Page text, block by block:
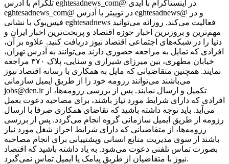
تلگرام با آدرس eghtesadnews_com@ در اینستاگرام با آیدی
eghtesadnews_com@ در توییتر با آدرس eghtesadnews@ و در
فیس‌بوک با نشانی eghtesadnews فعالیت می‌کند. روزانه می‌توانید
مهم‌ترین و بروزترین اخبار حوزه اقتصاد و پربحث‌ترین اخبار ایران و
دنیا را در شبکه‌های اجتماعی اقتصاد نیوز دریافت کنید. علاوه بر آن،
افرادی که تمایل به مراجعه حضوری دارند می‌توانند به آدرس تهران،
خیابان مطهری، بین میرزای شیرازی و سنایی، پلاک ۳۷۰ مراجعه
نمایند. همچنین متقاضیانی که مایل به همکاری با رسانه‌ اقتصاد نیوز
می‌باشند می‌توانند رزومه خود را از طریق ایمیل سازمانی
jobs@den.ir تکمیل و ارسال نمایند. پس از بررسی رزومه‌ها، از
افرادی که دارای شرایط مورد نیاز باشند، برای مصاحبه دعوت بعمل
می‌آید. باید توجه داشته باشید که تقاضای همکاری صرفا با ارسال
رزومه از طریق ایمیل سازمانی گروه انجام می‌گردد. پس از بررسی
رزومه‌ها، از متقاضیانی که دارای شرایط احراز شغل مورد نیاز
باشند از سوی مدیریت منابع انسانی وپشتیبانی برای انجام مصاحبه
بصورت تماس تلفنی دعوت می‌شود. به یاد داشته باشید که اقتصاد
نیوز با متقاضیان از طریق پیامک یا ایمیل تماس نمی‌گیرد.